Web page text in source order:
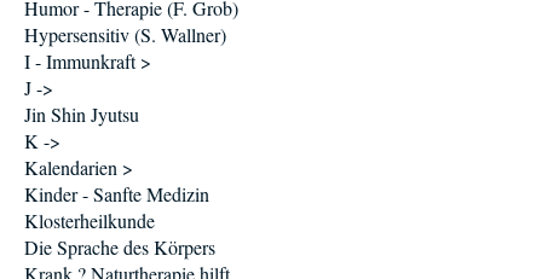
Humor - Therapie (F. Grob)
Hypersensitiv (S. Wallner)
I - Immunkraft >
J ->
Jin Shin Jyutsu
K ->
Kalendarien >
Kinder - Sanfte Medizin
Klosterheilkunde
Die Sprache des Körpers
Krank ? Naturtherapie hilft